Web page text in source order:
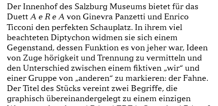
Der Innenhof des Salzburg Museums bietet für das
Duett A e R e A von Ginevra Panzetti und Enrico
Ticconi den perfekten Schauplatz. In ihrem viel
beachteten Diptychon widmen sie sich einem
Gegenstand, dessen Funktion es von jeher war, Ideen
von Zuge hörigkeit und Trennung zu vermitteln und
den Unterschied zwischen einem fiktiven „wir“ und
einer Gruppe von „anderen“ zu markieren: der Fahne.
Der Titel des Stücks vereint zwei Begriffe, die
graphisch übereinandergelegt zu einem einzigen